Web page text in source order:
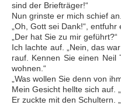
sind der Briefträger!“
Nun grinste er mich schief
„Oh, Gott sei Dank!“, entfuhr
„Der hat Sie zu mir geführt?“
Ich lachte auf. „Nein, das
rauf. Kennen Sie einen Neil
wohnen.“
„Was wollen Sie denn von
Mein Gesicht hellte sich auf.
Er zuckte mit den Schultern.